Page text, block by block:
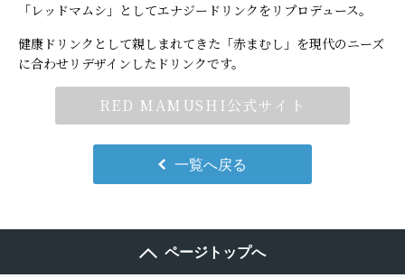
「レッドマムシ」としてエナジードリンクをリプロデュース。
健康ドリンクとして親しまれてきた「赤まむし」を現代のニーズ
に合わせリデザインしたドリンクです。
RED MAMUSHI公式サイト
一覧へ戻る
ページトップへ